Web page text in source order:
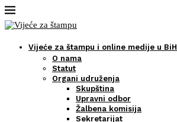
Vijeće za štampu i online medije u BiH
O nama
Statut
Organi udruženja
Skupština
Upravni odbor
Žalbena komisija
Sekretarijat